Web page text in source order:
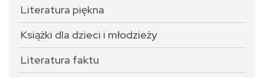
Literatura piękna
Książki dla dzieci i młodzieży
Literatura faktu